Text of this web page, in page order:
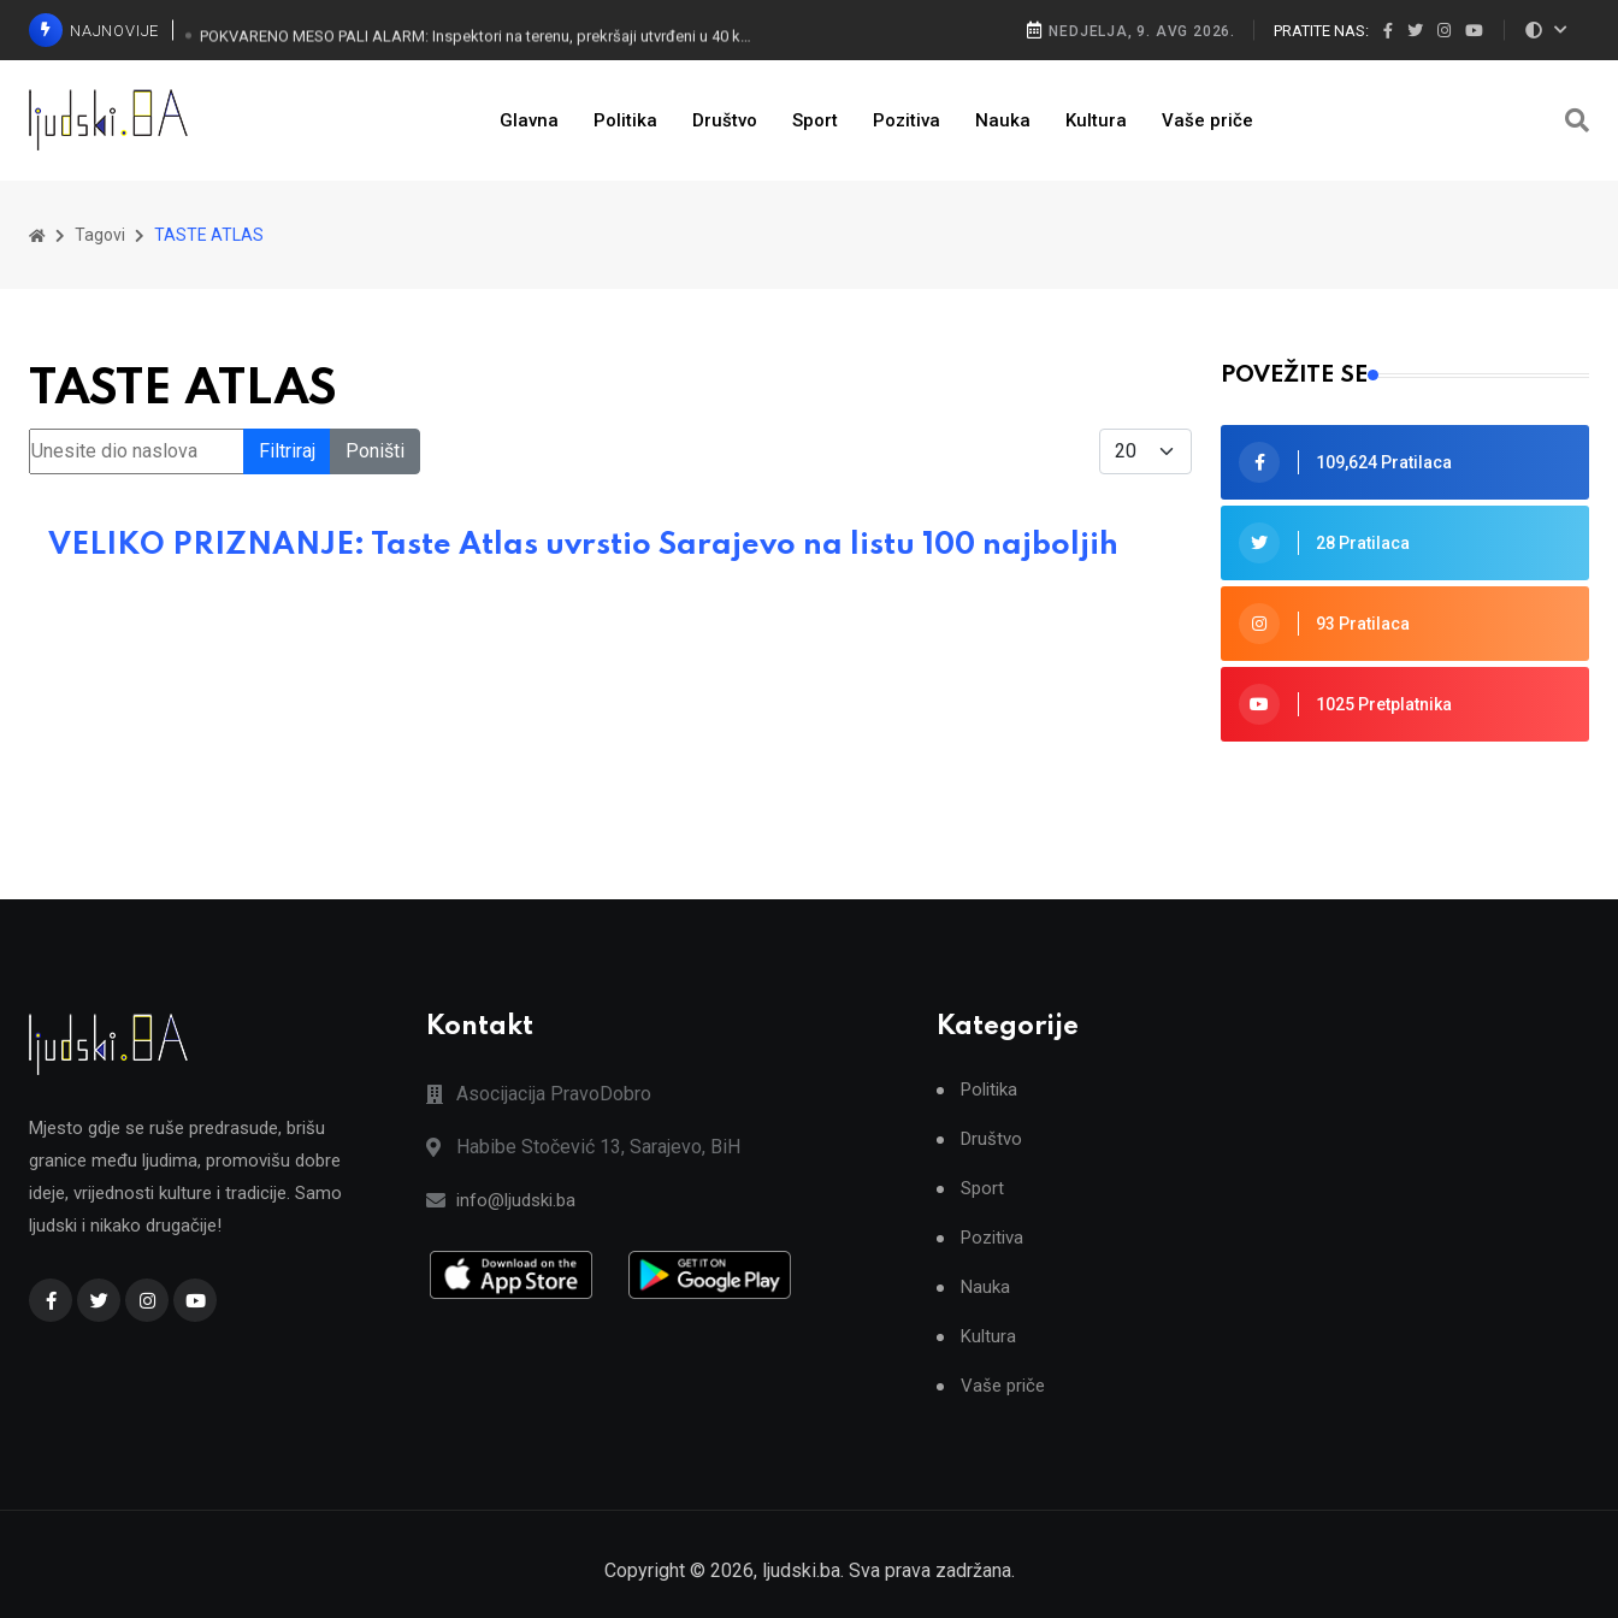
NAJNOVIJE NEDJELJA, 9. AVG 2026. PRATITE NAS:
Glavna Politika Društvo Sport Pozitiva Nauka Kultura Vaše priče
Tagovi TASTE ATLAS
TASTE ATLAS
Unesite dio naslova Filtriraj Poništi Display #
VELIKO PRIZNANJE: Taste Atlas uvrstio Sarajevo na listu 100 najboljih
POVEŽITE SE
109,624 Pratilaca
28 Pratilaca
93 Pratilaca
1025 Pretplatnika
Mjesto gdje se ruše predrasude, brišu
granice među ljudima, promovišu dobre
ideje, vrijednosti kulture i tradicije. Samo
ljudski i nikako drugačije!
Kontakt
Asocijacija PravoDobro
Habibe Stočević 13, Sarajevo, BiH
info@ljudski.ba
Kategorije
Politika
Društvo
Sport
Pozitiva
Nauka
Kultura
Vaše priče
Copyright © 2026, ljudski.ba. Sva prava zadržana.